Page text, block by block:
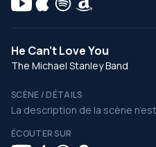
He Can't Love You
The Michael Stanley Band
SCÈNE / DÉTAILS
La description de la scène
ÉCOUTER SUR